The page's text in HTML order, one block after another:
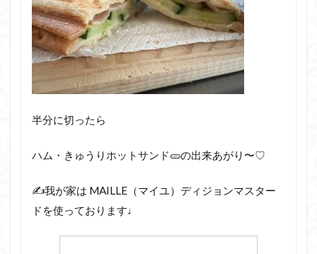
半分に切ったら
ハム・きゅうりホットサンド🥒の出来あがり〜♡
✍️我が家は MAILLE（マイユ）ディジョンマスター
ドを使っております♩